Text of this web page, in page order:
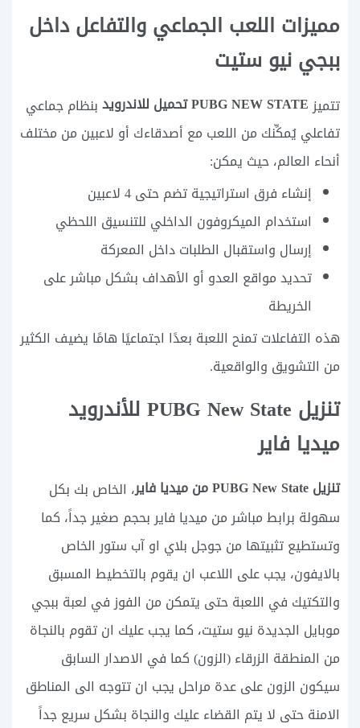
مميزات اللعب الجماعي والتفاعل داخل
ببجي نيو ستيت
تتميزPUBG NEW STATE تحميل للاندرويد
بنظام جماعي
تفاعلي يُمكِّنك من اللعب مع أصدقاءك أو لاعبين من مختلف
أنحاء العالم، حيث يمكن:
إنشاء فرق استراتيجية تضم حتى 4 لاعبين
استخدام الميكروفون الداخلي للتنسيق اللحظي
إرسال واستقبال الطلبات داخل المعركة
تحديد مواقع العدو أو الأهداف بشكل مباشر على
الخريطة
هذه التفاعلات تمنح اللعبة بعدًا اجتماعيًا هامًا يضيف الكثير
من التشويق والواقعية.
تنزيل PUBG New State للأندرويد
ميديا فاير
تنزيل PUBG New State من ميديا فاير
، الخاص بك بكل
سهولة برابط مباشر من ميديا فاير بحجم صغير جداً، كما
وتستطيع تثبيتها من جوجل بلاي او آب ستور الخاص
بالايفون، يجب على اللاعب ان يقوم بالتخطيط المسبق
والتكتيك في اللعبة حتى يتمكن من الفوز في لعبة ببجي
موبايل الجديدة نيو ستيت، كما يجب عليك ان تقوم بالنجاة
من المنطقة الزرقاء (الزون) كما في الاصدار السابق
سيكون الزون على عدة مراحل يجب ان تتوجه الى المناطق
الامنة حتى لا يتم القضاء عليك والنجاة بشكل سريع جداً